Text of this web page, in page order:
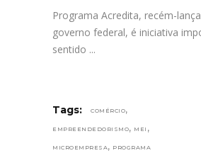
Programa Acredita, recém-
governo federal, é iniciativa
sentido
Tags: COMÉRCIO,
EMPREENDEDORISMO, MEI ,
MICROEMPRESA , PROGRAMA